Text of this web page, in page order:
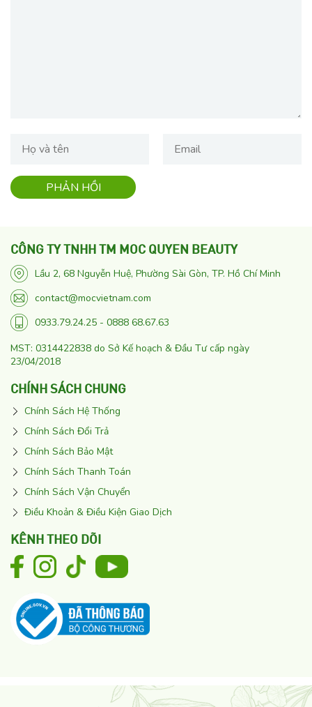
CÔNG TY TNHH TM MOC QUYEN BEAUTY
Lầu 2, 68 Nguyễn Huệ, Phường Sài Gòn, TP. Hồ Chí Minh
contact@mocvietnam.com
0933.79.24.25 - 0888 68.67.63
MST: 0314422838 do Sở Kế hoạch & Đầu Tư cấp ngày
23/04/2018
CHÍNH SÁCH CHUNG
Chính Sách Hệ Thống
Chính Sách Đổi Trả
Chính Sách Bảo Mật
Chính Sách Thanh Toán
Chính Sách Vận Chuyển
Điều Khoản & Điều Kiện Giao Dịch
KÊNH THEO DÕI